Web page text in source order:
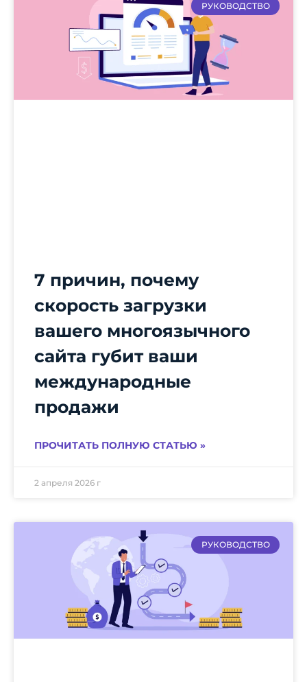
РУКОВОДСТВО
7 причин, почему
скорость загрузки
вашего многоязычного
сайта губит ваши
международные
продажи
ПРОЧИТАТЬ ПОЛНУЮ СТАТЬЮ »
2 апреля 2026 г
РУКОВОДСТВО